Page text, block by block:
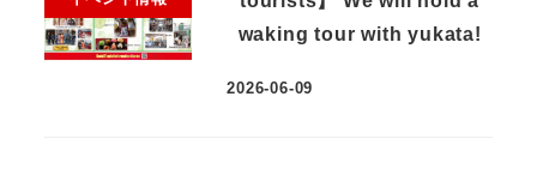
waking tour with yukata!
2026-06-09